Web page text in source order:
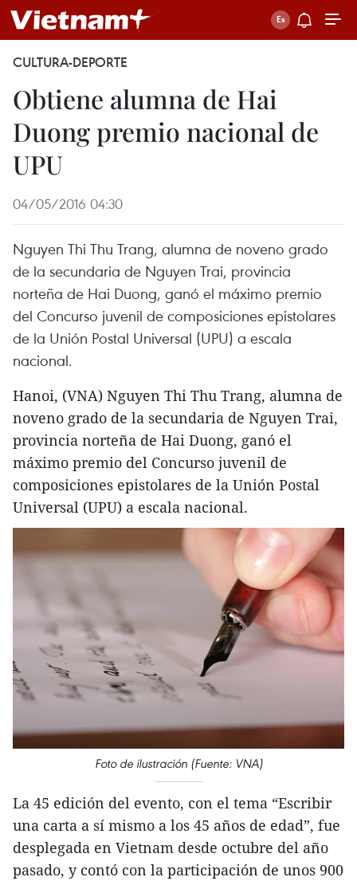
CULTURA-DEPORTE
Obtiene alumna de Hai
Duong premio nacional de
UPU
04/05/2016 04:30
Nguyen Thi Thu Trang, alumna de noveno grado
de la secundaria de Nguyen Trai, provincia
norteña de Hai Duong, ganó el máximo premio
del Concurso juvenil de composiciones epistolares
de la Unión Postal Universal (UPU) a escala
nacional.
Hanoi, (VNA) Nguyen Thi Thu Trang, alumna de
noveno grado de la secundaria de Nguyen Trai,
provincia norteña de Hai Duong, ganó el
máximo premio del Concurso juvenil de
composiciones epistolares de la Unión Postal
Universal (UPU) a escala nacional.
Foto de ilustración (Fuente: VNA)
La 45 edición del evento, con el tema “Escribir
una carta a sí mismo a los 45 años de edad”, fue
desplegada en Vietnam desde octubre del año
pasado, y contó con la participación de unos 900